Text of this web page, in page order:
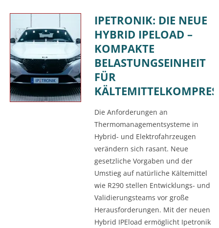
IPETRONIK: DIE NEUE
HYBRID IPELOAD –
KOMPAKTE
BELASTUNGSEINHEIT
FÜR
Die Anforderungen an
Thermomanagementsysteme in
Hybrid- und Elektrofahrzeugen
verändern sich rasant. Neue
gesetzliche Vorgaben und der
Umstieg auf natürliche Kältemittel
wie R290 stellen Entwicklungs- und
Validierungsteams vor große
Herausforderungen. Mit der neuen
Hybrid IPEload ermöglicht Ipetronik